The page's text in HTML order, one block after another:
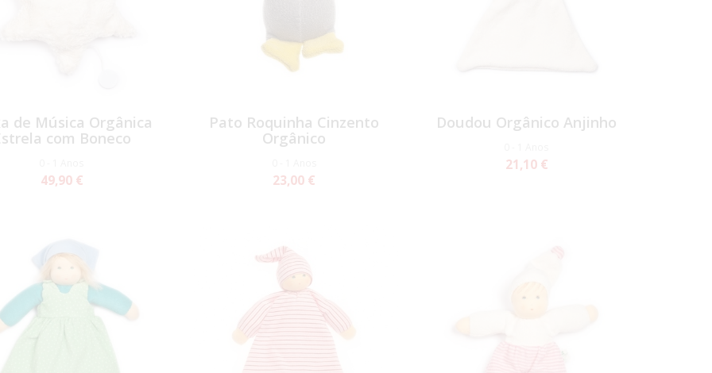
de Música Orgânica
com Boneco
49,90 €
Pato Roquinha Cinzento
Orgânico
23,00 €
Doudou Orgânico Anjinho
21,10 €